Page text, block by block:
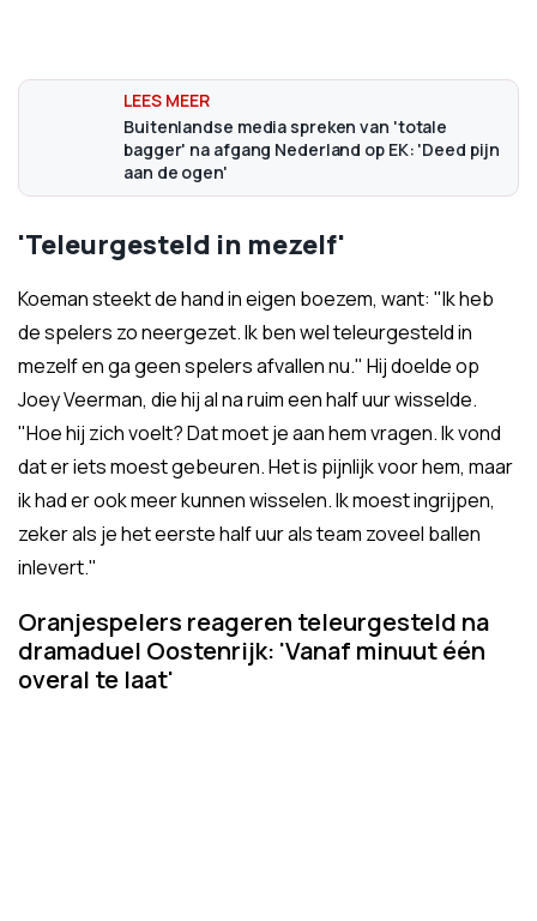
Buitenlandse media spreken van 'totale
bagger' na afgang Nederland op EK: 'Deed pijn
aan de ogen'
'Teleurgesteld in mezelf'
Koeman steekt de hand in eigen boezem, want: "Ik heb
de spelers zo neergezet. Ik ben wel teleurgesteld in
mezelf en ga geen spelers afvallen nu." Hij doelde op
Joey Veerman, die hij al na ruim een half uur wisselde.
"Hoe hij zich voelt? Dat moet je aan hem vragen. Ik vond
dat er iets moest gebeuren. Het is pijnlijk voor hem, maar
ik had er ook meer kunnen wisselen. Ik moest ingrijpen,
zeker als je het eerste half uur als team zoveel ballen
inlevert."
Oranjespelers reageren teleurgesteld na
dramaduel Oostenrijk: 'Vanaf minuut één
overal te laat'